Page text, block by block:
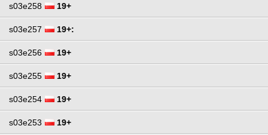
s03e258 19+
s03e257 19+:
s03e256 19+
s03e255 19+
s03e254 19+
s03e253 19+